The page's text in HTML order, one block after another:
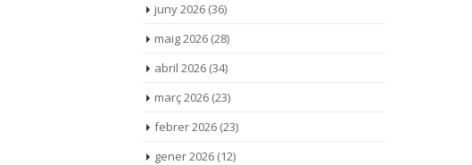
juny 2026(36)
maig 2026(28)
abril 2026(34)
març 2026(23)
febrer 2026(23)
gener 2026(12)